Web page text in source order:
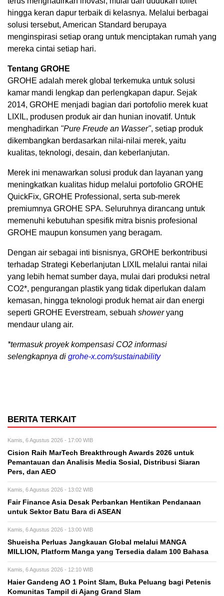
hingga keran dapur terbaik di kelasnya. Melalui berbagai
solusi tersebut, American Standard berupaya
menginspirasi setiap orang untuk menciptakan rumah yang
mereka cintai setiap hari.
Tentang GROHE
GROHE adalah merek global terkemuka untuk solusi
kamar mandi lengkap dan perlengkapan dapur. Sejak
2014, GROHE menjadi bagian dari portofolio merek kuat
LIXIL, produsen produk air dan hunian inovatif. Untuk
menghadirkan "Pure Freude an Wasser", setiap produk
dikembangkan berdasarkan nilai-nilai merek, yaitu
kualitas, teknologi, desain, dan keberlanjutan.
Merek ini menawarkan solusi produk dan layanan yang
meningkatkan kualitas hidup melalui portofolio GROHE
QuickFix, GROHE Professional, serta sub-merek
premiumnya GROHE SPA. Seluruhnya dirancang untuk
memenuhi kebutuhan spesifik mitra bisnis profesional
GROHE maupun konsumen yang beragam.
Dengan air sebagai inti bisnisnya, GROHE berkontribusi
terhadap Strategi Keberlanjutan LIXIL melalui rantai nilai
yang lebih hemat sumber daya, mulai dari produksi netral
CO2*, pengurangan plastik yang tidak diperlukan dalam
kemasan, hingga teknologi produk hemat air dan energi
seperti GROHE Everstream, sebuah showeryang
mendaur ulang air.
*termasuk proyek kompensasi CO2 informasi
selengkapnya di grohe-x.com/sustainability
BERITA TERKAIT
Kamis, 6 Agustus 2026 - 17:00 WIB
Cision Raih MarTech Breakthrough Awards 2026 untuk
Pemantauan dan Analisis Media Sosial, Distribusi Siaran
Pers, dan AEO
Kamis, 6 Agustus 2026 - 13:02 WIB
Fair Finance Asia Desak Perbankan Hentikan Pendanaan
untuk Sektor Batu Bara di ASEAN
Kamis, 6 Agustus 2026 - 13:00 WIB
Shueisha Perluas Jangkauan Global melalui MANGA
MILLION, Platform Manga yang Tersedia dalam 100 Bahasa
Kamis, 6 Agustus 2026 - 12:10 WIB
Haier Gandeng AO 1 Point Slam, Buka Peluang bagi Petenis
Komunitas Tampil di Ajang Grand Slam